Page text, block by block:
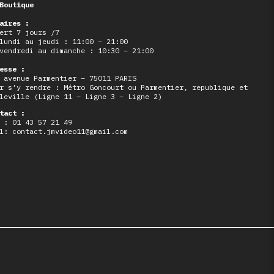
:
7 jours /7
lundi au jeudi : 11:00 – 21:00
au dimanche : 10:30 – 21:00
:
avenue Parmentier – 75011 PARIS
s’y rendre : Métro Goncourt ou Parmentier, republique et
(Ligne 11 – Ligne 3 – Ligne 2)
:
: 01 43 57 21 49
contact.jmvideo11@gmail.com